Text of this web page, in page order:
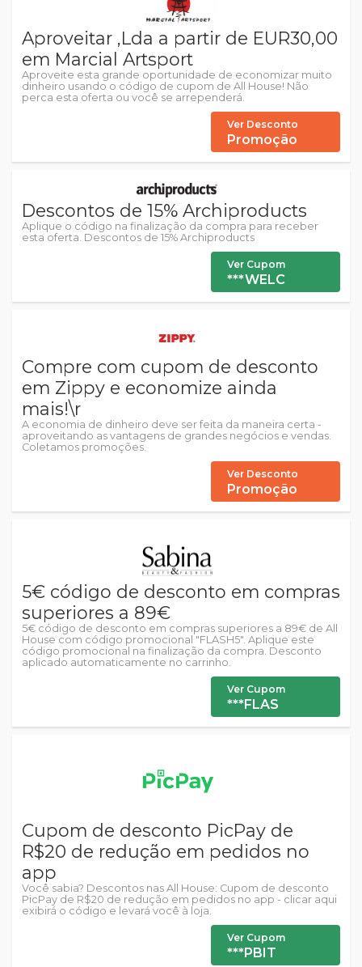
Aproveitar ,Lda a partir de EUR30,00
em Marcial Artsport
Aproveite esta grande oportunidade de economizar muito
dinheiro usando o código de cupom de All House! Não
perca esta oferta ou você se arrependerá.
Ver Desconto
Promoção
Descontos de 15% Archiproducts
Aplique o código na finalização da compra para receber
esta oferta. Descontos de 15% Archiproducts
Ver Cupom
***WELC
Compre com cupom de desconto
em Zippy e economize ainda
mais!\r
A economia de dinheiro deve ser feita da maneira certa -
aproveitando as vantagens de grandes negócios e vendas.
Coletamos promoções.
Ver Desconto
Promoção
5€ código de desconto em compras
superiores a 89€
5€ código de desconto em compras superiores a 89€ de All
House com código promocional "FLASH5". Aplique este
código promocional na finalização da compra. Desconto
aplicado automaticamente no carrinho.
Ver Cupom
***FLAS
Cupom de desconto PicPay de
R$20 de redução em pedidos no
app
Você sabia? Descontos nas All House: Cupom de desconto
PicPay de R$20 de redução em pedidos no app - clicar aqui
exibirá o código e levará você à loja.
Ver Cupom
***PBIT